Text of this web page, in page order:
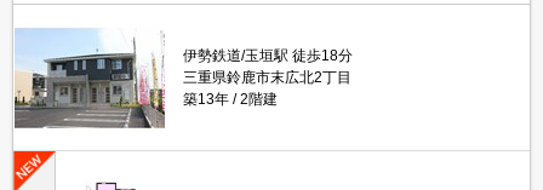
伊勢鉄道/玉垣駅 徒歩18分
三重県鈴鹿市末広北2丁目
築13年
2階建